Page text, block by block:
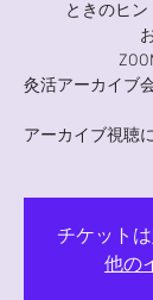
ときのヒ
灸活アーカイブ
アーカイブ視聴
チケット
他の